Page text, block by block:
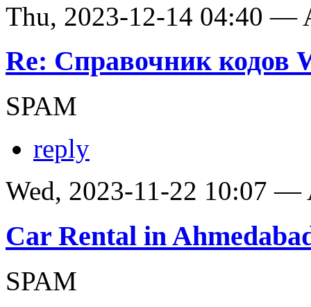
Thu, 2023-12-14 04:40 —
Re: Справочник кодов
SPAM
reply
Wed, 2023-11-22 10:07 —
Car Rental in
SPAM